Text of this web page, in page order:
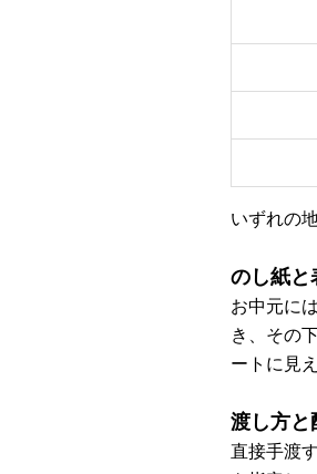
いずれの
のし紙と
お中元に
き、その
ートに見
渡し方と
直接手渡